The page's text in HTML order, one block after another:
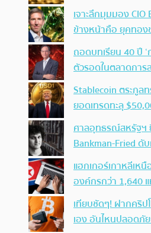
เจาะลึกมุมมอง
ข้างหน้าคือ ยุคทอง
ถอดบทเรียน 40 ปี
ตัวรอดในตลาดกา
Stablecoin ตระกูล
ยอดเทรดทะลุ
ศาลอุทธรณ์สหรัฐฯ
Bankman-Fried
แฮกเกอร์เกาหลีเหนื
องค์กรกว่า 1,640 แ
เทียบชัดๆ! ฝากคริป
เอง อันไหนปลอดภั